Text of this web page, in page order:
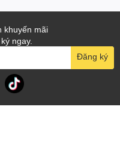
khuyến mãi
ngay.
Đăng ký